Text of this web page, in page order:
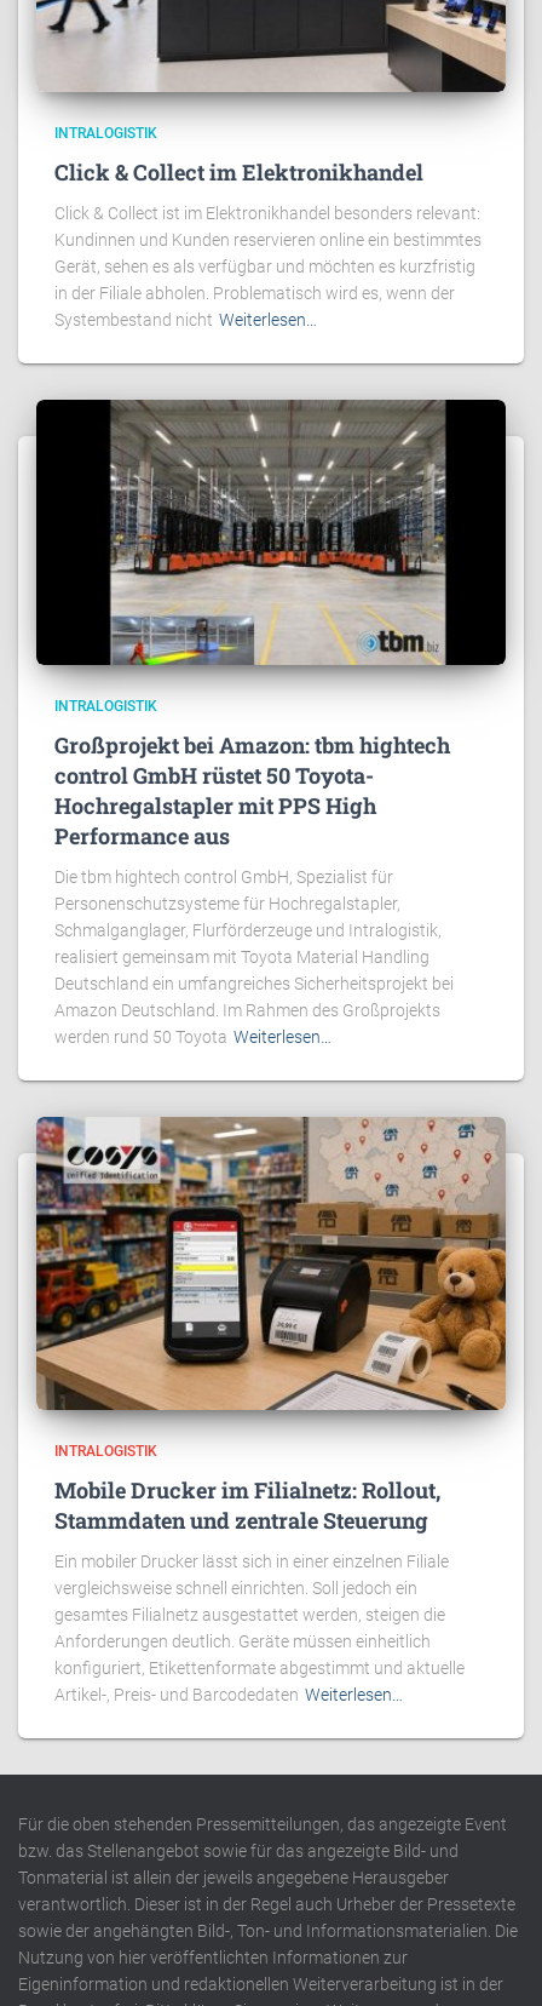
INTRALOGISTIK
Click & Collect im Elektronikhandel
Click & Collect ist im Elektronikhandel besonders relevant:
Kundinnen und Kunden reservieren online ein bestimmtes
Gerät, sehen es als verfügbar und möchten es kurzfristig
in der Filiale abholen. Problematisch wird es, wenn der
Systembestand nicht Weiterlesen…
INTRALOGISTIK
Großprojekt bei Amazon: tbm hightech
control GmbH rüstet 50 Toyota-
Hochregalstapler mit PPS High
Performance aus
Die tbm hightech control GmbH, Spezialist für
Personenschutzsysteme für Hochregalstapler,
Schmalganglager, Flurförderzeuge und Intralogistik,
realisiert gemeinsam mit Toyota Material Handling
Deutschland ein umfangreiches Sicherheitsprojekt bei
Amazon Deutschland. Im Rahmen des Großprojekts
werden rund 50 Toyota Weiterlesen…
INTRALOGISTIK
Mobile Drucker im Filialnetz: Rollout,
Stammdaten und zentrale Steuerung
Ein mobiler Drucker lässt sich in einer einzelnen Filiale
vergleichsweise schnell einrichten. Soll jedoch ein
gesamtes Filialnetz ausgestattet werden, steigen die
Anforderungen deutlich. Geräte müssen einheitlich
konfiguriert, Etikettenformate abgestimmt und aktuelle
Artikel-, Preis- und Barcodedaten Weiterlesen…
Für die oben stehenden Pressemitteilungen, das angezeigte Event
bzw. das Stellenangebot sowie für das angezeigte Bild- und
Tonmaterial ist allein der jeweils angegebene Herausgeber
verantwortlich. Dieser ist in der Regel auch Urheber der Pressetexte
sowie der angehängten Bild-, Ton- und Informationsmaterialien. Die
Nutzung von hier veröffentlichten Informationen zur
Eigeninformation und redaktionellen Weiterverarbeitung ist in der